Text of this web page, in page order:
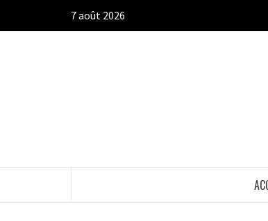
7 août 2026